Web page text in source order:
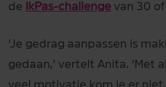
de
IkPas-challenge van 30
‘Je gedrag aanpassen is
gedaan,’ vertelt Anita. ‘Met
veel motivatie kom je er